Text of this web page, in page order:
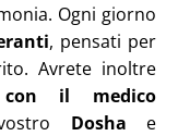
Ogni giorno
, pensati per
Avrete inoltre
con il medico
Dosha e